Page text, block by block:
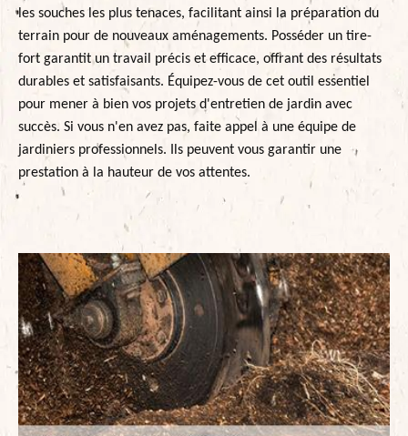
les souches les plus tenaces, facilitant ainsi la préparation du
terrain pour de nouveaux aménagements. Posséder un tire-
fort garantit un travail précis et efficace, offrant des résultats
durables et satisfaisants. Équipez-vous de cet outil essentiel
pour mener à bien vos projets d'entretien de jardin avec
succès. Si vous n'en avez pas, faite appel à une équipe de
jardiniers professionnels. Ils peuvent vous garantir une
prestation à la hauteur de vos attentes.